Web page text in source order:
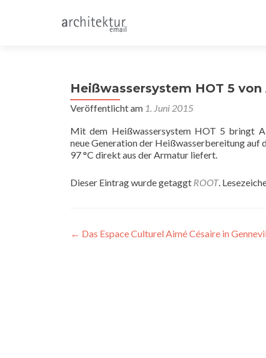
Heißwassersystem HOT 5
Veröffentlicht am 1. Juni 2015
Mit dem Heißwassersystem HOT 5 bringt
neue Generation der Heißwasserbereitung auf
97 °C direkt aus der Armatur liefert.
Dieser Eintrag wurde getaggt ROOT.
Beitragsnavigation
← Das Espace Culturel Aimé Césaire in